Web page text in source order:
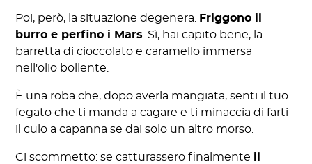
Poi, però, la situazione degenera. Friggono il
burro e perfino i Mars. Sì, hai capito bene, la
barretta di cioccolato e caramello immersa
nell'olio bollente.
È una roba che, dopo averla mangiata, senti il tuo
fegato che ti manda a cagare e ti minaccia di farti
il culo a capanna se dai solo un altro morso.
Ci scommetto: se catturassero finalmente il